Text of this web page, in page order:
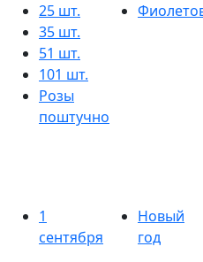
25 шт.
35 шт.
51 шт.
101 шт.
Розы
поштучно
1
сентября
Новый
год